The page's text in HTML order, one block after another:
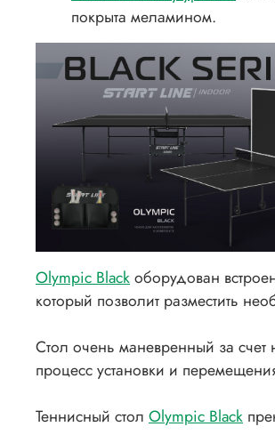
покрыта меламином.
Olympic Blackоборудован
который позволит разместить
Стол очень маневренный за
процесс установки и
Теннисный стол Olympic Black